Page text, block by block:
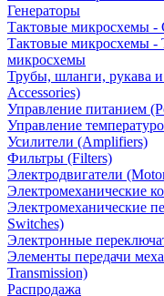
Генераторы
Тактовые микросхемы -
Тактовые микросхемы
микросхемы
Трубы, шланги, рукава и
Accessories)
Управление питанием
Управление
Усилители (Amplifiers)
Фильтры (Filters)
Электродвигатели
Электромеханические
Электромеханические
Switches)
Электронные
Элементы передачи
Transmission)
Распродажа